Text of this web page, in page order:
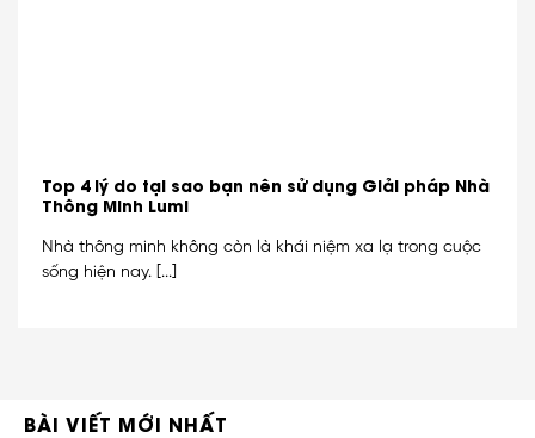
Top 4 lý do tại sao bạn nên sử dụng Giải pháp Nhà
Thông Minh Lumi
Nhà thông minh không còn là khái niệm xa lạ trong cuộc
sống hiện nay. [...]
BÀI VIẾT MỚI NHẤT